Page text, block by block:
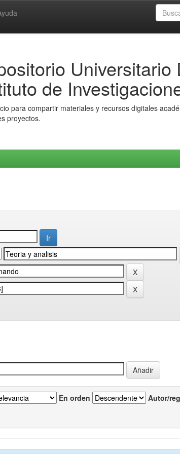
Universitario
de
para compartir materiales y recursos digitales
proyectos.
En orden Autor/